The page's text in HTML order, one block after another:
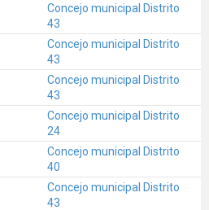
Concejo municipal Distrito
43
Concejo municipal Distrito
43
Concejo municipal Distrito
43
Concejo municipal Distrito
24
Concejo municipal Distrito
40
Concejo municipal Distrito
43